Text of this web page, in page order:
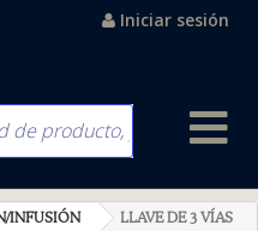
Iniciar sesión
INFUSIÓN
LLAVE DE 3 VÍAS